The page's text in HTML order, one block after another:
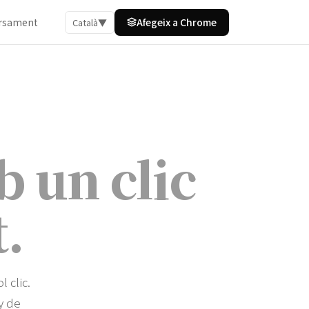
Català▼ Afegeix a Chrome
un clic
.
clic.
de